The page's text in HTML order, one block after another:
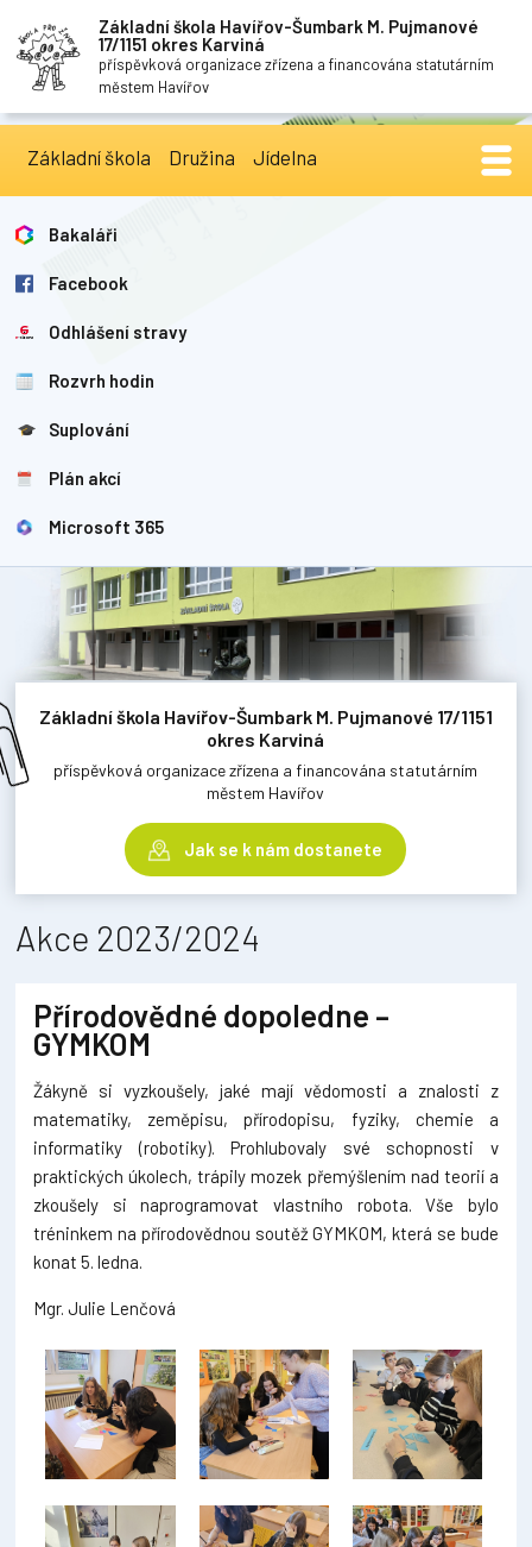
Základní škola Havířov-Šumbark M. Pujmanové
17/1151 okres Karviná
příspěvková organizace zřízena a financována statutárním
městem Havířov
Základní škola Družina Jídelna
Bakaláři
Facebook
Odhlášení stravy
Rozvrh hodin
Suplování
Plán akcí
Microsoft 365
Základní škola Havířov-Šumbark M. Pujmanové 17/1151
okres Karviná
příspěvková organizace zřízena a financována statutárním
městem Havířov
Jak se k nám dostanete
Akce 2023/2024
Přírodovědné dopoledne –
GYMKOM
Žákyně si vyzkoušely, jaké mají vědomosti a znalosti z
matematiky, zeměpisu, přírodopisu, fyziky, chemie a
informatiky (robotiky). Prohlubovaly své schopnosti v
praktických úkolech, trápily mozek přemýšlením nad teorií a
zkoušely si naprogramovat vlastního robota. Vše bylo
tréninkem na přírodovědnou soutěž GYMKOM, která se bude
konat 5. ledna.
Mgr. Julie Lenčová